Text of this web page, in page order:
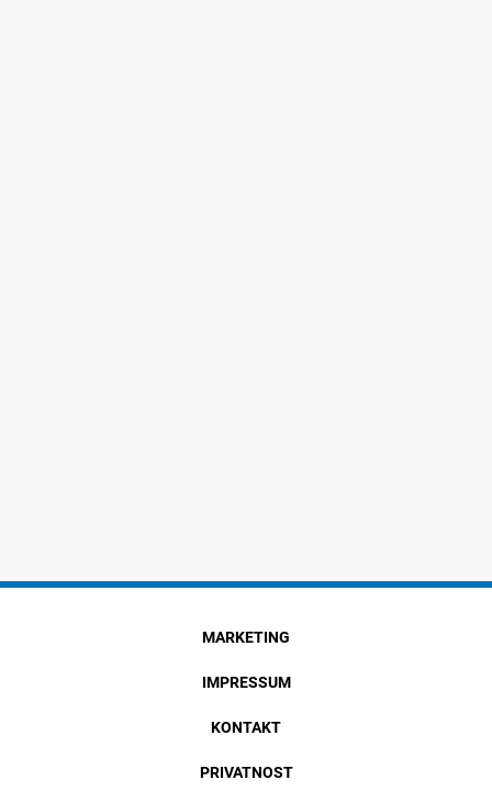
MARKETING
IMPRESSUM
KONTAKT
PRIVATNOST